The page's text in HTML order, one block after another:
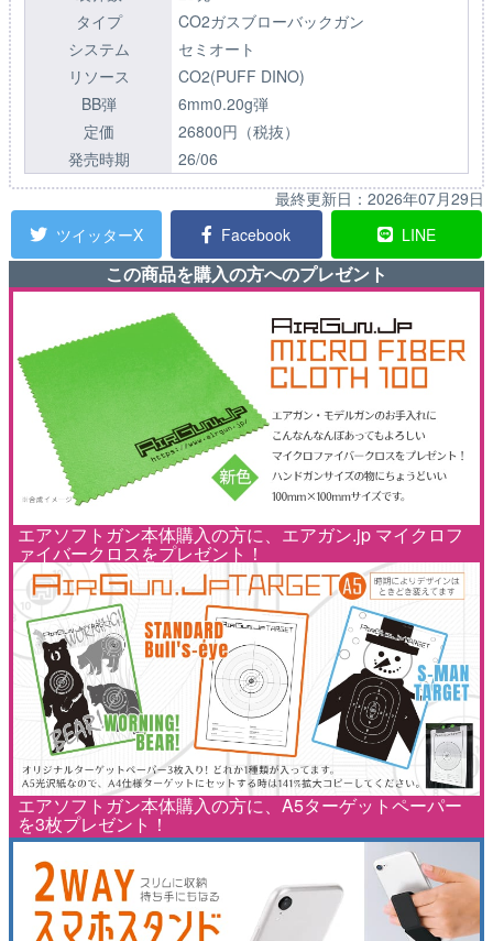
タイプ
CO2ガスブローバックガン
システム
セミオート
リソース
CO2(PUFF DINO)
BB弾
6mm0.20g弾
定価
26800円（税抜）
発売時期
26/06
最終更新日： 2026年07月29日
ツイッターX
Facebook LINE
この商品を購入の方へのプレゼント
エアソフトガン本体購入の方に、エアガン.jp マイクロフ
ァイバークロスをプレゼント！
エアソフトガン本体購入の方に、A5ターゲットペーパー
を3枚プレゼント！